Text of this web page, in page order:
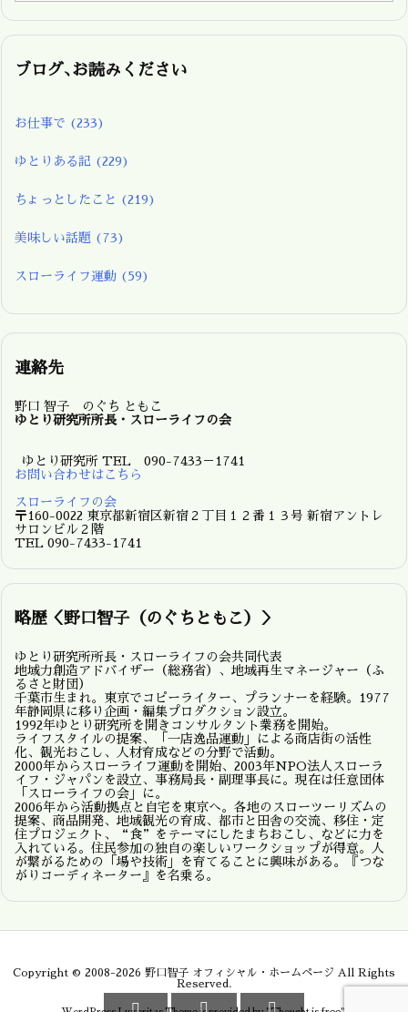
ブログ､お読みください
お仕事で (233)
ゆとりある記 (229)
ちょっとしたこと (219)
美味しい話題 (73)
スローライフ運動 (59)
連絡先
野口 智子 のぐち ともこ
ゆとり研究所所長・スローライフの会
ゆとり研究所 TEL 090-7433－1741
お問い合わせはこちら
スローライフの会
〒160-0022 東京都新宿区新宿２丁目１２番１３号 新宿アントレ
サロンビル２階
TEL 090-7433-1741
略歴＜野口智子（のぐちともこ）＞
ゆとり研究所所長・スローライフの会共同代表
地域力創造アドバイザー（総務省）、地域再生マネージャー（ふ
るさと財団）
千葉市生まれ。東京でコピーライター、プランナーを経験。1977
年静岡県に移り企画・編集プロダクション設立。
1992年ゆとり研究所を開きコンサルタント業務を開始。
ライフスタイルの提案、「一店逸品運動」による商店街の活性
化、観光おこし、人材育成などの分野で活動。
2000年からスローライフ運動を開始、2003年NPO法人スローラ
イフ・ジャパンを設立、事務局長・副理事長に。現在は任意団体
「スローライフの会」に。
2006年から活動拠点と自宅を東京へ。各地のスローツーリズムの
提案、商品開発、地域観光の育成、都市と田舎の交流、移住・定
住プロジェクト、“食”をテーマにしたまちおこし、などに力を
入れている。住民参加の独自の楽しいワークショップが得意。人
が繋がるための「場や技術」を育てることに興味がある。『つな
がりコーディネーター』を名乗る。
Copyright © 2008-2026 野口智子 オフィシャル・ホームページ All Rights
Reserved.
  